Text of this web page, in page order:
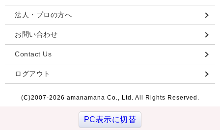
法人・プロの方へ
お問い合わせ
Contact Us
ログアウト
(C)2007-2026 amanamana Co., Ltd. All Rights Reserved.
PC表示に切替